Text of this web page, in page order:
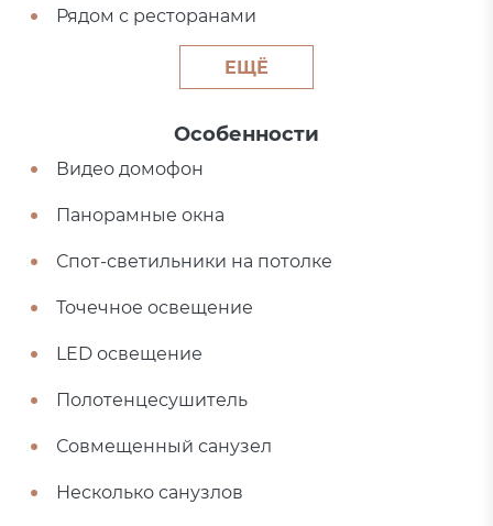
Рядом с ресторанами
ЕЩЁ
Особенности
Видео домофон
Панорамные окна
Спот-светильники на потолке
Точечное освещение
LED освещение
Полотенцесушитель
Совмещенный санузел
Несколько санузлов